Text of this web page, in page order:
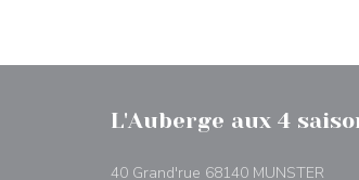
L'Auberge aux 4
40 Grand'rue 68140 MUNSTER